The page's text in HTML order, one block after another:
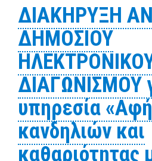
ΔΙΑΚΗΡYΞΗ
ΔΗΜΟΣΙΟΥ
ΔΙΑΓΩΝΙΣΜΟΥ
υπηρεσία «Αφή
κανδηλιών και
καθαριότητας